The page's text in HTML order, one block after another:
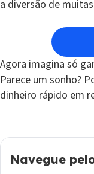
a diversão de
Agora imagina só
Parece um sonho?
dinheiro rápido em
Navegue